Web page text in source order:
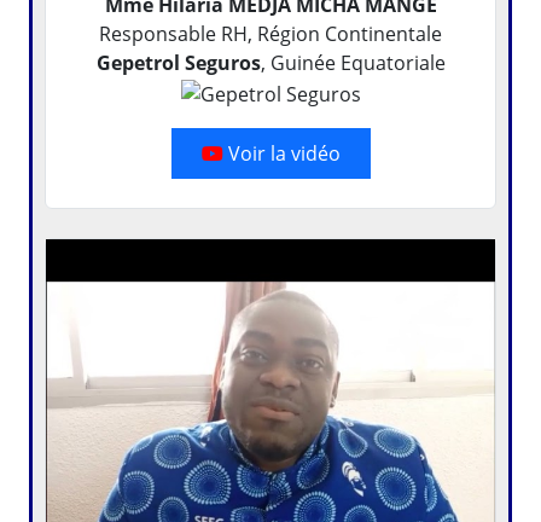
Responsable RH, Région Continentale
Gepetrol Seguros, Guinée Equatoriale
Voir la vidéo